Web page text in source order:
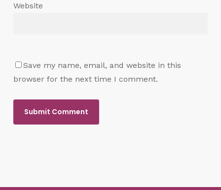
Website
Save my name, email, and website in this
browser for the next time I comment.